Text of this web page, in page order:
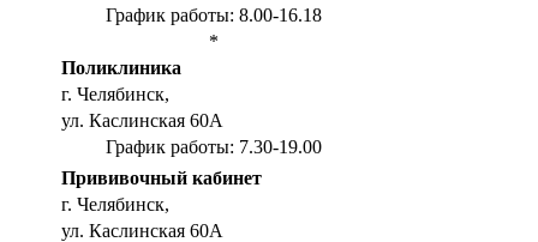
График работы: 8.00-16.18
*
Поликлиника
г. Челябинск,
ул. Каслинская 60А
График работы: 7.30-19.00
Прививочный кабинет
г. Челябинск,
ул. Каслинская 60А